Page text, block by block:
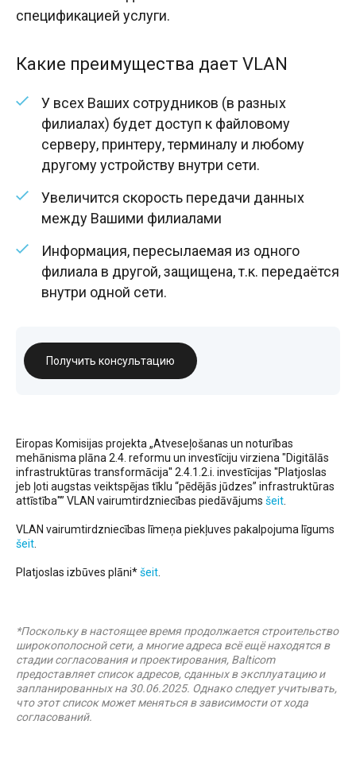
спецификацией услуги.
Какие преимущества дает VLAN
У всех Ваших сотрудников (в разных
филиалах) будет доступ к файловому
серверу, принтеру, терминалу и любому
другому устройству внутри сети.
Увеличится скорость передачи данных
между Вашими филиалами
Информация, пересылаемая из одного
филиала в другой, защищена, т.к. передаётся
внутри одной сети.
Получить консультацию
Eiropas Komisijas projekta „Atveseļošanas un noturības
mehānisma plāna 2.4. reformu un investīciju virziena "Digitālās
infrastruktūras transformācija'' 2.4.1.2.i. investīcijas ''Platjoslas
jeb ļoti augstas veiktspējas tīklu “pēdējās jūdzes” infrastruktūras
attīstība''” VLAN vairumtirdzniecības piedāvājums šeit
VLAN vairumtirdzniecības līmeņa piekļuves pakalpojuma līgums
šeit
Platjoslas izbūves plāni*šeit
*Поскольку в настоящее время продолжается строительство
широкополосной сети, а многие адреса всё ещё находятся в
стадии согласования и проектирования, Balticom
предоставляет список адресов, сданных в эксплуатацию и
запланированных на 30.06.2025. Однако следует учитывать,
что этот список может меняться в зависимости от хода
согласований.